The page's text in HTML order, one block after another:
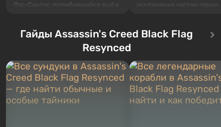
Лос-Сантос, полюбившийся ещё в
сразу трех персонажей: Майкла,
Тревора и Франклина, между
Жанр и...
исключения частям серии.
Оно же, по задумке
Vault-Tec, должно
Место действия Fallout...
Гайды Assassin's Creed Black Flag
Resynced